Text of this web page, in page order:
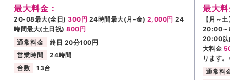
最大料金：
20-08最大(全日)300円 24時間最大(月-金) 2,000円24
時間最大(土日祝)800円
通常料金
終日 20分100円
営業時間
24時間
台数
13台
最大
【月～
20:00～
20:00以
大料金
ります
通常料